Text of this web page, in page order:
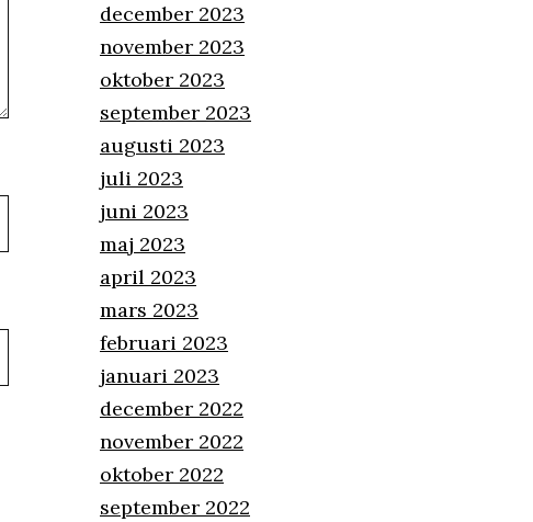
december 2023
november 2023
oktober 2023
september 2023
augusti 2023
juli 2023
juni 2023
maj 2023
april 2023
mars 2023
februari 2023
januari 2023
december 2022
november 2022
oktober 2022
september 2022